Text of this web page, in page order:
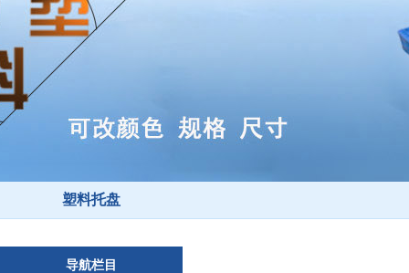
塑料托盘
导航栏目